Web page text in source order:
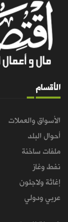
الأقسام
الأسواق والعملات
أحوال البلد
ملفات ساخنة
نفط وغاز
إغاثة ولاجئون
عربي ودولي